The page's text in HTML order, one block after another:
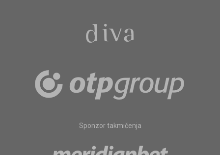
Sponzor takmičenja